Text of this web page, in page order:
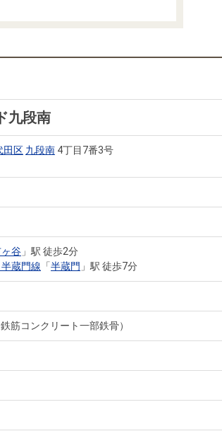
九段南
田区 九段南 4丁目7番3号
谷 」駅 徒歩2分
蔵門線 「半蔵門 」駅 徒歩7分
筋コンクリート一部鉄骨）